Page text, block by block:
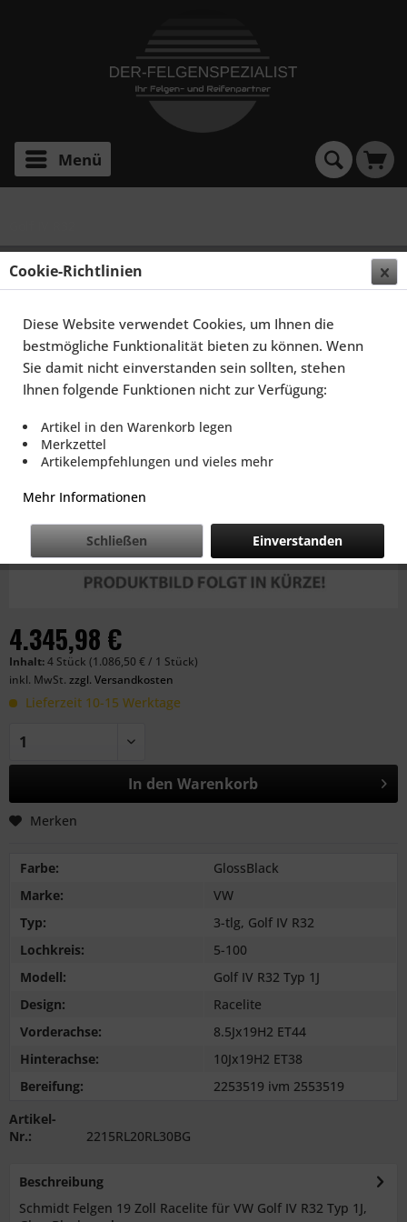
Menü
SCHMIDT FELGEN 19 ZOLL RACELITE FÜR VW GOLF
IV R32 TYP 1J, GLOSSBLACK
4.345,98 €
Inhalt:4 Stück (1.086,50 € / 1 Stück)
inkl. MwSt. zzgl. Versandkosten
Lieferzeit 10-15 Werktage
In den Warenkorb
Merken
Farbe:
GlossBlack
Marke:
VW
Typ:
3-tlg, Golf IV R32
Lochkreis:
5-100
Modell:
Golf IV R32 Typ 1J
Design:
Racelite
Vorderachse:
8.5Jx19H2 ET44
Hinterachse:
10Jx19H2 ET38
Bereifung:
2253519 ivm 2553519
Artikel-
Nr.:
2215RL20RL30BG
Beschreibung
Schmidt Felgen 19 Zoll Racelite für VW Golf IV R32 Typ 1J,
Cookie-Richtlinien
Diese Website verwendet Cookies, um Ihnen die
bestmögliche Funktionalität bieten zu können. Wenn
Sie damit nicht einverstanden sein sollten, stehen
Ihnen folgende Funktionen nicht zur Verfügung:
Artikel in den Warenkorb legen
Merkzettel
Artikelempfehlungen und vieles mehr
Mehr Informationen
Einverstanden
Schließen